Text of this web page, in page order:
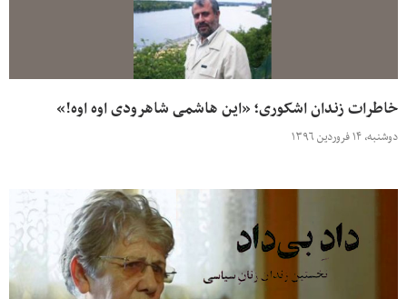
خاطرات زندان اشکوری؛ «این هاشمی شاهرودی اوه اوه!»
دوشنبه، ۱۴ فروردین ۱۳۹۶